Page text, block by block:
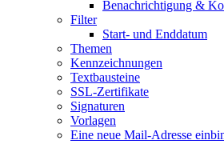
Benachrichtigung &
Filter
Start- und Enddatum
Themen
Kennzeichnungen
Textbausteine
SSL-Zertifikate
Signaturen
Vorlagen
Eine neue Mail-Adresse